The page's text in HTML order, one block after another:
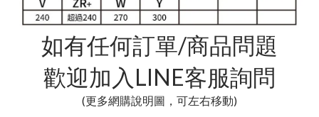
如有任何訂單/商品問題
歡迎加入LINE客服詢問
(更多網購說明圖，可左右移動)